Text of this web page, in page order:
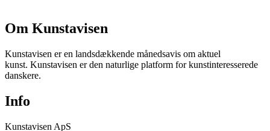
Om Kunstavisen
Kunstavisen er en landsdækkende månedsavis om aktuel
kunst. Kunstavisen er den naturlige platform for kunstinteresserede
danskere.
Info
Kunstavisen ApS